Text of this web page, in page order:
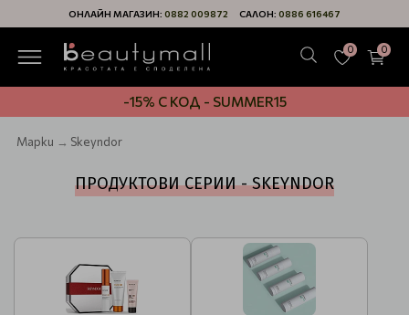
ОНЛАЙН МАГАЗИН: 0882 009872 САЛОН: 0886 616467
0 0
-15% С КОД - SUMMER15
Марки Skeyndor
ПРОДУКТОВИ СЕРИИ - SKEYNDOR